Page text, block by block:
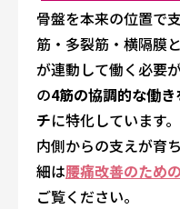
骨盤を本来の位置で
筋・多裂筋・横隔膜
が連動して働く必要
の4筋の協調的な働
チに特化しています
内側からの支えが育
細は腰痛改善のため
ご覧ください。